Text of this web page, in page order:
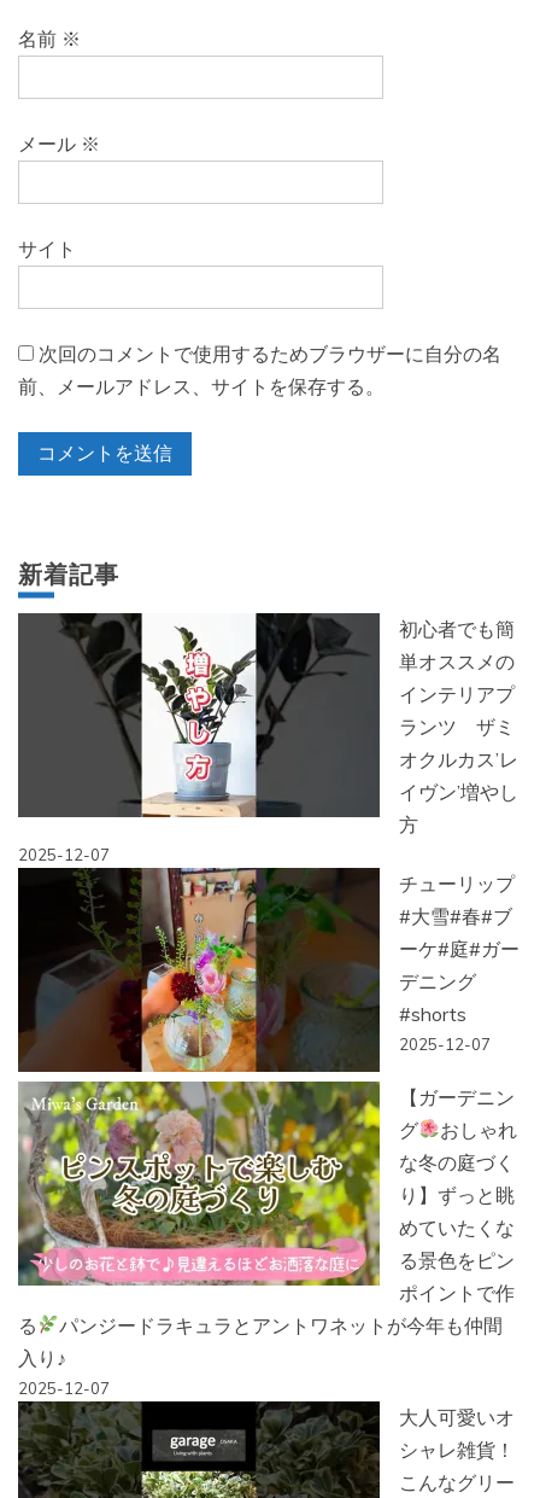
名前 ※
メール ※
サイト
次回のコメントで使用するためブラウザーに自分の名
前、メールアドレス、サイトを保存する。
新着記事
初心者でも簡
単オススメの
インテリアプ
ランツ ザミ
オクルカス’レ
イヴン’増やし
方
2025-12-07
チューリップ
#大雪#春#ブ
ーケ#庭#ガー
デニング
#shorts
2025-12-07
【ガーデニン
グ
おしゃれ
な冬の庭づく
り】ずっと眺
めていたくな
る景色をピン
ポイントで作
る
パンジードラキュラとアントワネットが今年も仲間
入り♪
2025-12-07
大人可愛いオ
シャレ雑貨！
こんなグリー